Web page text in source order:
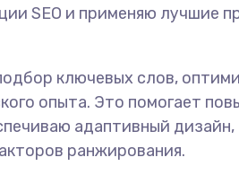
SEO и применяю лучшие
ключевых слов,
опыта. Это помогает
адаптивный
ранжирования.